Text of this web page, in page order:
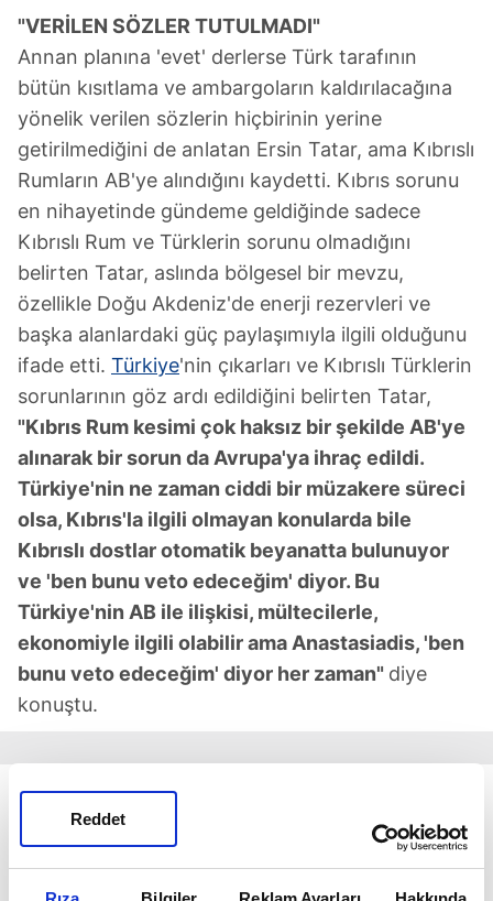
Reddet
"VERİLEN SÖZLER TUTULMADI"
Annan planına 'evet' derlerse Türk tarafının
bütün kısıtlama ve ambargoların kaldırılacağına
yönelik verilen sözlerin hiçbirinin yerine
getirilmediğini de anlatan Ersin Tatar, ama Kıbrıslı
Rumların AB'ye alındığını kaydetti. Kıbrıs sorunu
en nihayetinde gündeme geldiğinde sadece
Kıbrıslı Rum ve Türklerin sorunu olmadığını
belirten Tatar, aslında bölgesel bir mevzu,
özellikle Doğu Akdeniz'de enerji rezervleri ve
başka alanlardaki güç paylaşımıyla ilgili olduğunu
ifade etti. Türkiye'nin çıkarları ve Kıbrıslı Türklerin
sorunlarının göz ardı edildiğini belirten Tatar,
"Kıbrıs Rum kesimi çok haksız bir şekilde AB'ye
alınarak bir sorun da Avrupa'ya ihraç edildi.
Türkiye'nin ne zaman ciddi bir müzakere süreci
olsa, Kıbrıs'la ilgili olmayan konularda bile
Kıbrıslı dostlar otomatik beyanatta bulunuyor
ve 'ben bunu veto edeceğim' diyor. Bu
Türkiye'nin AB ile ilişkisi, mültecilerle,
ekonomiyle ilgili olabilir ama Anastasiadis, 'ben
bunu veto edeceğim' diyor her zaman" diye
konuştu.